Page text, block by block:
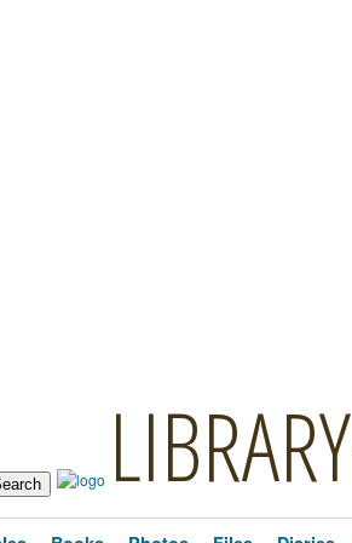
LIBRARY